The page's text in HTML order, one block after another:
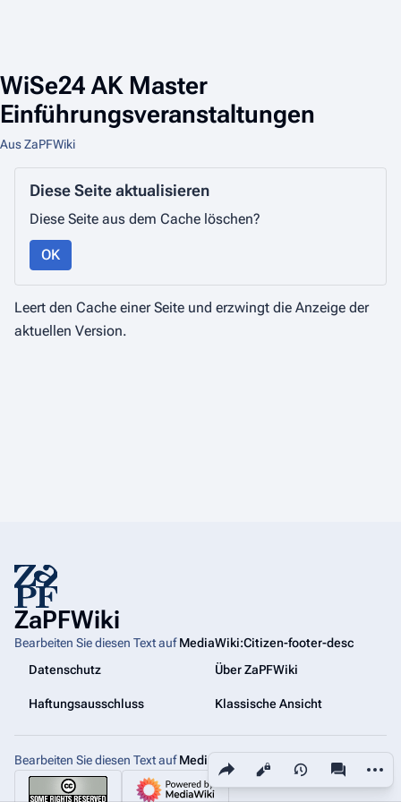
WiSe24 AK Master
Einführungsveranstaltungen
Aus ZaPFWiki
Diese Seite teilen
Ansichten
Diese Seite aktualisieren
Diese Seite aus dem Cache löschen?
OK
Leert den Cache einer Seite und erzwingt die Anzeige der
aktuellen Version.
ZaPFWiki
Bearbeiten Sie diesen Text aufMediaWiki:Citizen-footer-desc
Datenschutz
Über ZaPFWiki
Haftungsausschluss Klassische Ansicht
Bearbeiten Sie diesen Text aufMediaWiki:Citizen-footer-tagline